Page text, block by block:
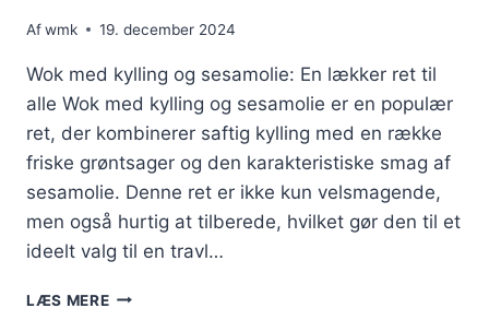
Afwmk 19. december 2024
Wok med kylling og sesamolie: En lækker ret til
alle Wok med kylling og sesamolie er en populær
ret, der kombinerer saftig kylling med en række
friske grøntsager og den karakteristiske smag af
sesamolie. Denne ret er ikke kun velsmagende,
men også hurtig at tilberede, hvilket gør den til et
ideelt valg til en travl…
LÆS MEREWOK